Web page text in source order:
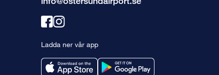
Länk
facebook
Länk
instagram
Ladda ner vår app